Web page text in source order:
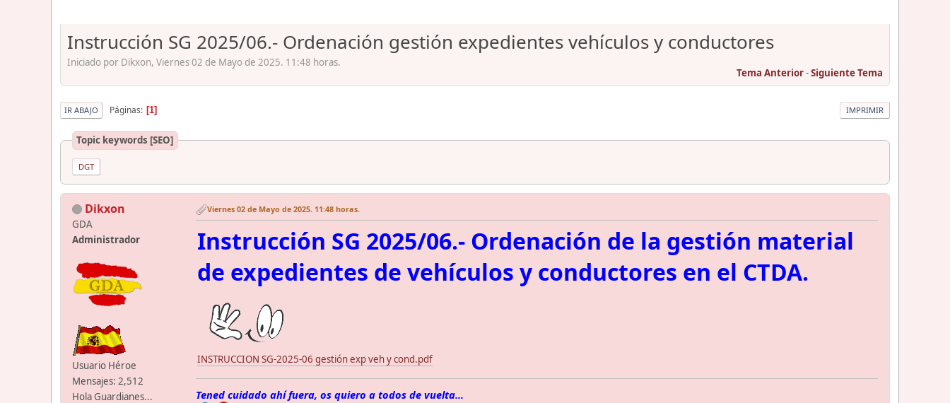
Instrucción SG 2025/06.- Ordenación gestión expedientes vehículos y conductores
Iniciado por Dikxon, Viernes 02 de Mayo de 2025. 11:48 horas.
Tema Anterior-Siguiente Tema
IMPRIMIR
IR ABAJO Páginas 1
Topic keywords [SEO]
DGT
Dikxon
GDA
Administrador
Usuario Héroe
Mensajes: 2,512
Hola Guardianes...
Viernes 02 de Mayo de 2025. 11:48 horas.
Instrucción SG 2025/06.- Ordenación de la gestión material
de expedientes de vehículos y conductores en el CTDA.
INSTRUCCION SG-2025-06 gestión exp veh y cond.pdf
Tened cuidado ahí fuera, os quiero a todos de vuelta...